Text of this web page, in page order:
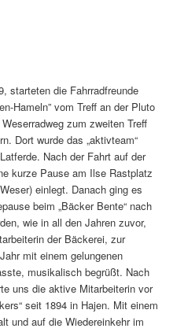
starteten die Fahrradfreunde
Hameln” vom Treff an der Pluto
zum zweiten Treff
Dort wurde das „aktivteam“
Nach der Fahrt auf der
kurze Pause am Ilse Rastplatz
einlegt. Danach ging es
beim „Bäcker Bente“ nach
wie in all den Jahren zuvor,
der Bäckerei, zur
mit einem gelungenen
musikalisch begrüßt. Nach
uns die aktive Mitarbeiterin vor
seit 1894 in Hajen. Mit einem
und auf die Wiedereinkehr im